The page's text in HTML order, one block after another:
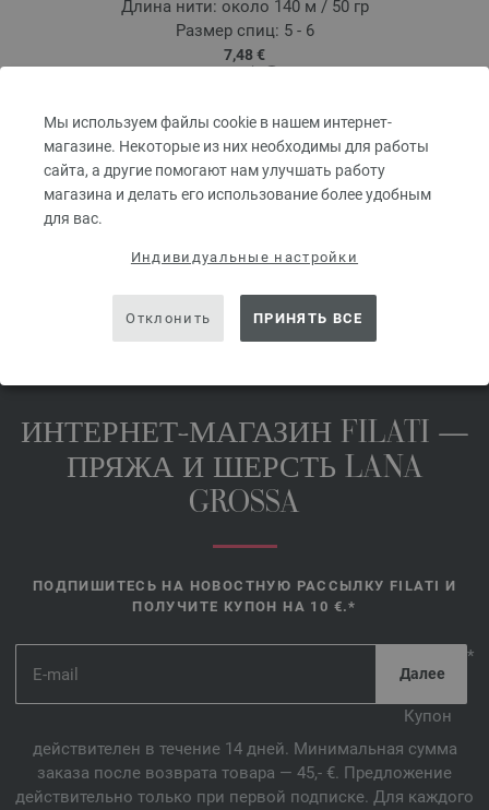
Мы используем файлы cookie в нашем интернет-
магазине. Некоторые из них необходимы для работы
сайта, а другие помогают нам улучшать работу
магазина и делать его использование более удобным
для вас.
Индивидуальные настройки
Отклонить ПРИНЯТЬ ВСЕ
Длина нити: около 140 м / 50 гр
Размер спиц: 5 - 6
7,48 €
prev next
ПОДЕЛИТЬСЯ ЭТОЙ СТРАНИЦЕЙ
ИНТЕРНЕТ-МАГАЗИН FILATI —
ПРЯЖА И ШЕРСТЬ LANA
GROSSA
ПОДПИШИТЕСЬ НА НОВОСТНУЮ РАССЫЛКУ FILATI И
ПОЛУЧИТЕ КУПОН НА 10 €.*
*
Купон
действителен в течение 14 дней. Минимальная сумма
заказа после возврата товара — 45,- €. Предложение
действительно только при первой подписке. Для каждого